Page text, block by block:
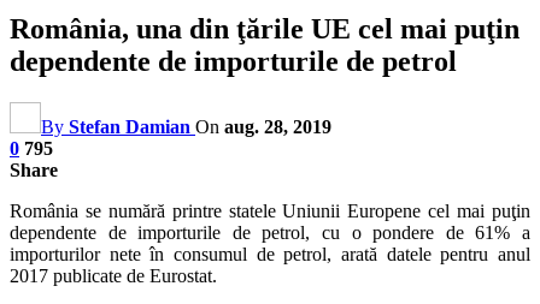
România, una din ţările UE cel mai puţin
dependente de importurile de petrol
By Stefan Damian On aug. 28, 2019
0 795
Share
România se numără printre statele Uniunii Europene cel mai puţin
dependente de importurile de petrol, cu o pondere de 61% a
importurilor nete în consumul de petrol, arată datele pentru anul
2017 publicate de Eurostat.